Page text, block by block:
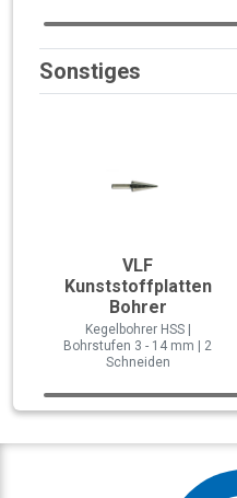
Sonstiges
VLF
Kunststoffplatten
Bohrer
Kegelbohrer HSS |
Bohrstufen 3 - 14 mm | 2
Schneiden